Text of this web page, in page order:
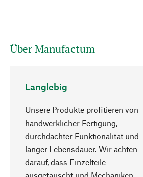
Über Manufactum
Langlebig
Unsere Produkte profitieren von
handwerklicher Fertigung,
durchdachter Funktionalität und
langer Lebensdauer. Wir achten
darauf, dass Einzelteile